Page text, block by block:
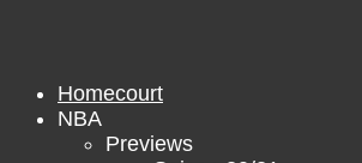
Homecourt
NBA
Previews